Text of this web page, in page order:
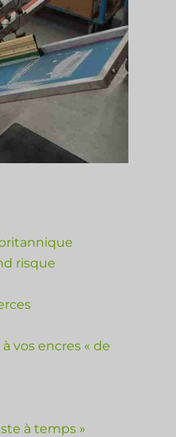
risque
vos encres « de
à temps »